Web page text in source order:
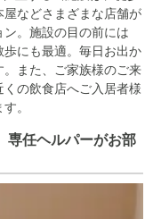
などさまざまな店舗が
。施設の目の前には
歩にも最適。毎日お出か
また、ご家族様のご来
の飲食店へご入居者様
。
専任ヘルパーがお部